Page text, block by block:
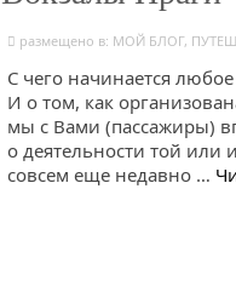
размещено в: МОЙ БЛОГ,
С чего начинается
И о том, как
мы с Вами (пассажиры)
о деятельности той или
совсем еще недавно …